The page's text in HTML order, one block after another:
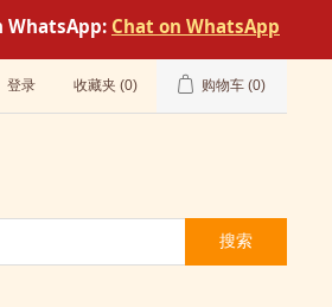
WhatsApp: Chat on WhatsApp
登录 收藏夹 (0) 购物车 (0)
搜索